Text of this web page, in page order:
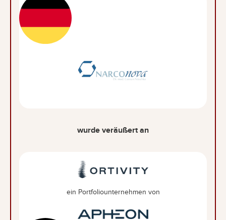
wurde veräußert an
ein Portfoliounternehmen von